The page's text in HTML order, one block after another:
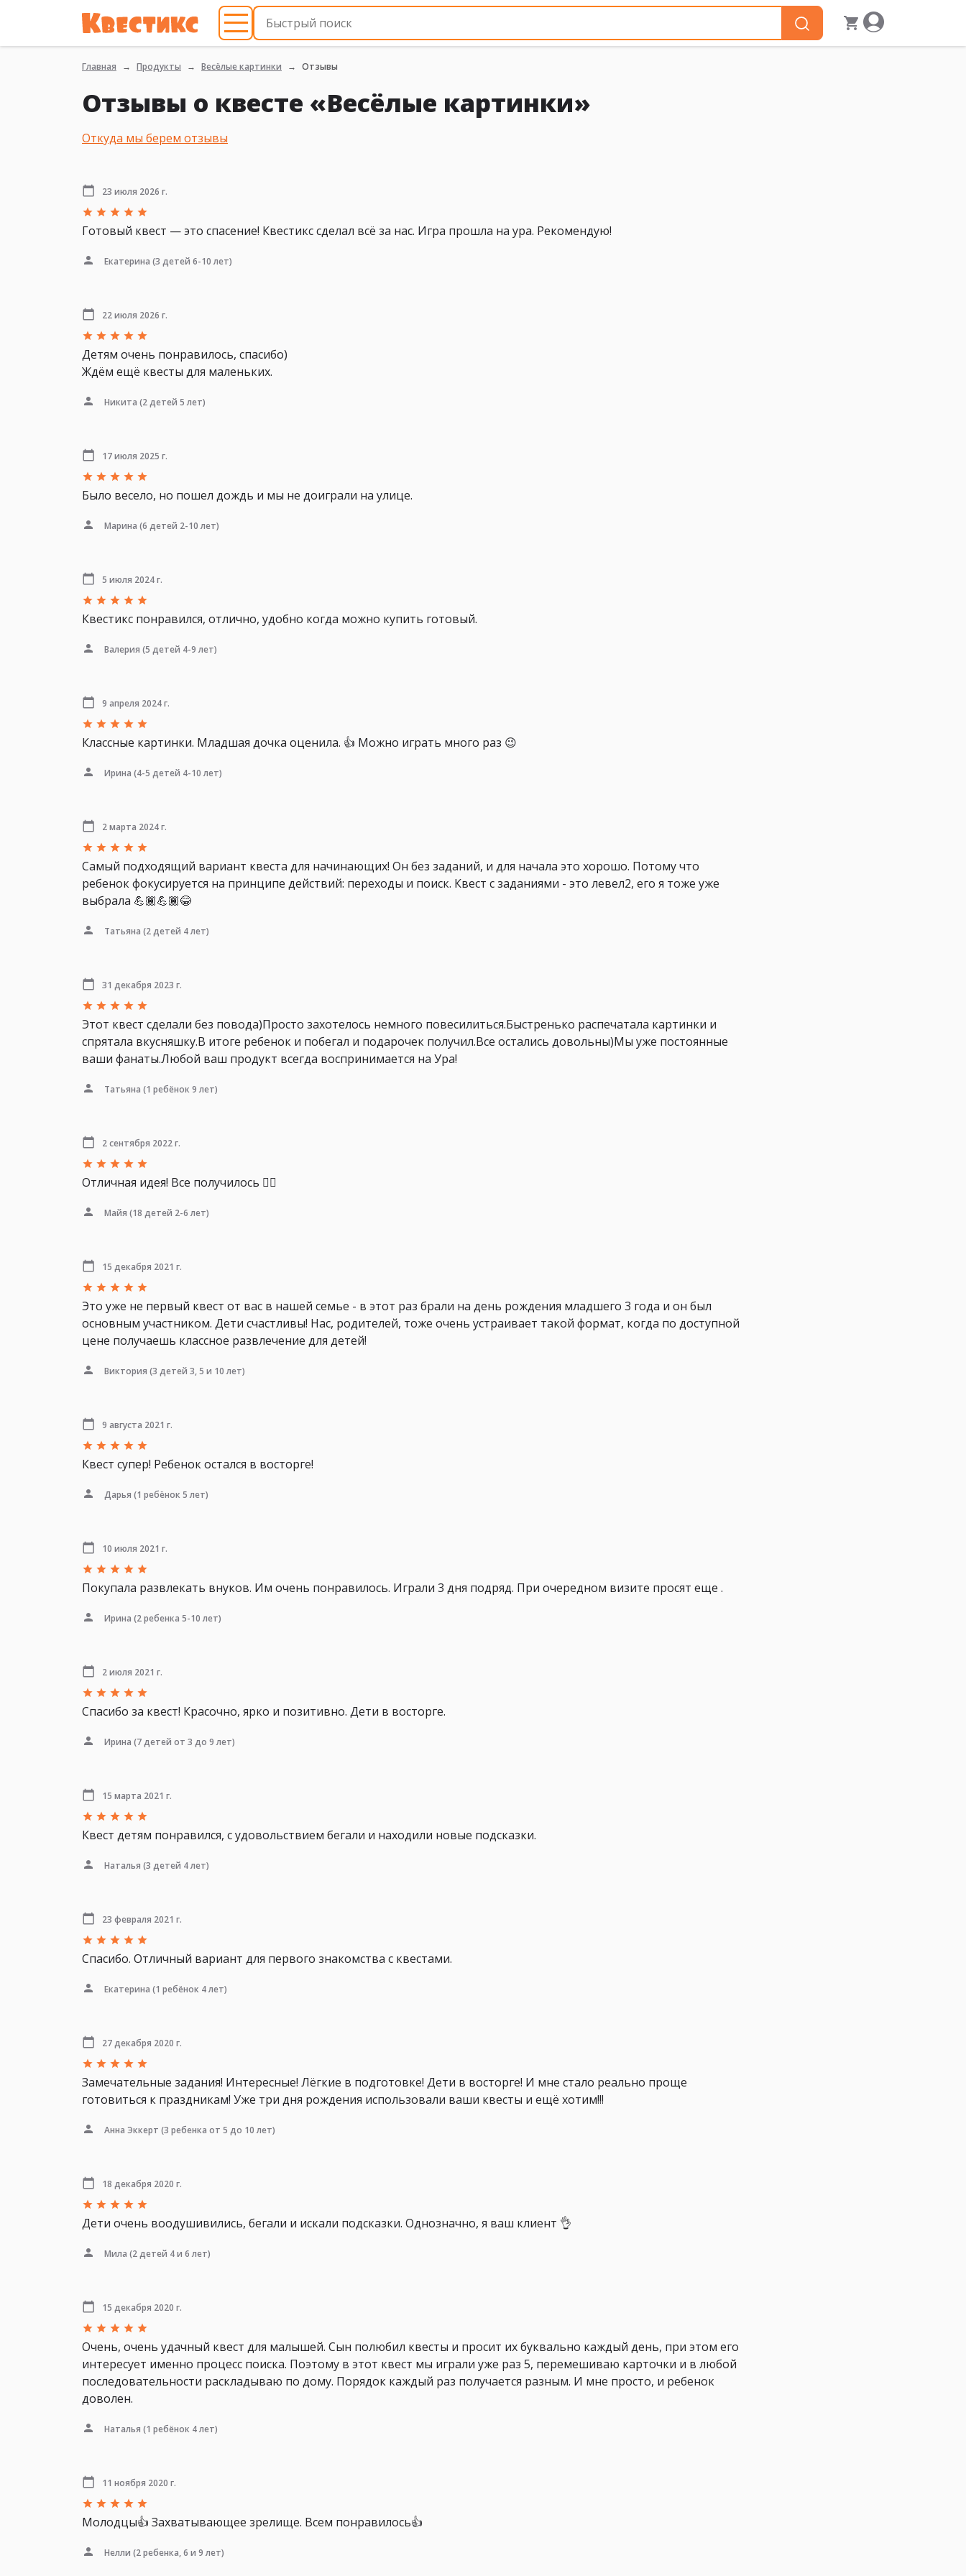
Главная Продукты Весёлые картинки Отзывы
Отзывы о квесте «Весёлые картинки»
Откуда мы берем отзывы
23 июля 2026 г.
Готовый квест — это спасение! Квестикс сделал всё за нас. Игра прошла на ура. Рекомендую!
Екатерина (3 детей 6-10 лет)
22 июля 2026 г.
Детям очень понравилось, спасибо)
Ждём ещё квесты для маленьких.
Никита (2 детей 5 лет)
17 июля 2025 г.
Было весело, но пошел дождь и мы не доиграли на улице.
Марина (6 детей 2-10 лет)
5 июля 2024 г.
Квестикс понравился, отлично, удобно когда можно купить готовый.
Валерия (5 детей 4-9 лет)
9 апреля 2024 г.
Классные картинки. Младшая дочка оценила. 👍 Можно играть много раз 😉
Ирина (4-5 детей 4-10 лет)
2 марта 2024 г.
Самый подходящий вариант квеста для начинающих! Он без заданий, и для начала это хорошо. Потому что
ребенок фокусируется на принципе действий: переходы и поиск. Квест с заданиями - это левел2, его я тоже уже
выбрала 💪🏾💪🏾😂
Татьяна (2 детей 4 лет)
31 декабря 2023 г.
Этот квест сделали без повода)Просто захотелось немного повесилиться.Быстренько распечатала картинки и
спрятала вкусняшку.В итоге ребенок и побегал и подарочек получил.Все остались довольны)Мы уже постоянные
ваши фанаты.Любой ваш продукт всегда воспринимается на Ура!
Татьяна (1 ребёнок 9 лет)
2 сентября 2022 г.
Отличная идея! Все получилось 👍🏻
Майя (18 детей 2-6 лет)
15 декабря 2021 г.
Это уже не первый квест от вас в нашей семье - в этот раз брали на день рождения младшего 3 года и он был
основным участником. Дети счастливы! Нас, родителей, тоже очень устраивает такой формат, когда по доступной
цене получаешь классное развлечение для детей!
Виктория (3 детей 3, 5 и 10 лет)
9 августа 2021 г.
Квест супер! Ребенок остался в восторге!
Дарья (1 ребёнок 5 лет)
10 июля 2021 г.
Покупала развлекать внуков. Им очень понравилось. Играли 3 дня подряд. При очередном визите просят еще .
Ирина (2 ребенка 5-10 лет)
2 июля 2021 г.
Спасибо за квест! Красочно, ярко и позитивно. Дети в восторге.
Ирина (7 детей от 3 до 9 лет)
15 марта 2021 г.
Квест детям понравился, с удовольствием бегали и находили новые подсказки.
Наталья (3 детей 4 лет)
23 февраля 2021 г.
Спасибо. Отличный вариант для первого знакомства с квестами.
Екатерина (1 ребёнок 4 лет)
27 декабря 2020 г.
Замечательные задания! Интересные! Лёгкие в подготовке! Дети в восторге! И мне стало реально проще
готовиться к праздникам! Уже три дня рождения использовали ваши квесты и ещё хотим!!!
Анна Эккерт (3 ребенка от 5 до 10 лет)
18 декабря 2020 г.
Дети очень воодушивились, бегали и искали подсказки. Однозначно, я ваш клиент 👌
Мила (2 детей 4 и 6 лет)
15 декабря 2020 г.
Очень, очень удачный квест для малышей. Сын полюбил квесты и просит их буквально каждый день, при этом его
интересует именно процесс поиска. Поэтому в этот квест мы играли уже раз 5, перемешиваю карточки и в любой
последовательности раскладываю по дому. Порядок каждый раз получается разным. И мне просто, и ребенок
доволен.
Наталья (1 ребёнок 4 лет)
11 ноября 2020 г.
Молодцы👍 Захватывающее зрелище. Всем понравилось👍
Нелли (2 ребенка, 6 и 9 лет)